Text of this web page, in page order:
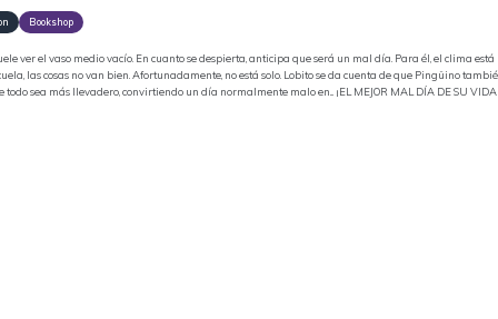
Bookshop
ver el vaso medio vacío. En cuanto se despierta, anticipa que será un mal día. Para él, el clima
las cosas no van bien. Afortunadamente, no está solo. Lobito se da cuenta de que Pingüino
todo sea más llevadero, convirtiendo un día normalmente malo en... ¡EL MEJOR MAL DÍA DE SU